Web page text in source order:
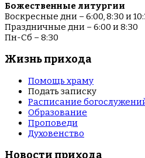
Божественные литургии
Воскресные дни – 6:00, 8:30 и
Праздничные дни – 6:00 и 8:30
Пн-Сб – 8:30
Жизнь прихода
Помощь храму
Подать записку
Расписание
Образование
Проповеди
Духовенство
Новости прихода